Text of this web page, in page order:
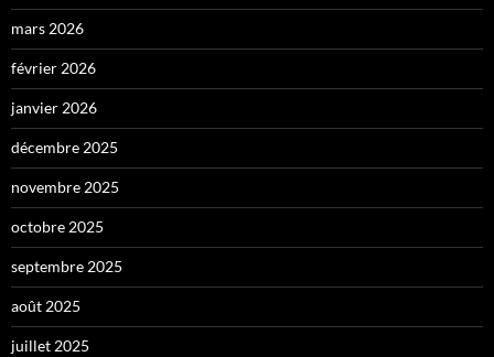
mars 2026
février 2026
janvier 2026
décembre 2025
novembre 2025
octobre 2025
septembre 2025
août 2025
juillet 2025